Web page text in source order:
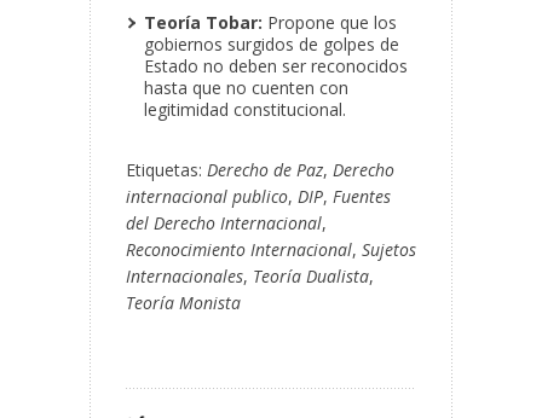
Teoría Tobar: Propone que los
gobiernos surgidos de golpes de
Estado no deben ser reconocidos
hasta que no cuenten con
legitimidad constitucional.
Etiquetas: Derecho de Paz, Derecho
internacional publico, DIP, Fuentes
del Derecho Internacional,
Reconocimiento Internacional, Sujetos
Internacionales, Teoría Dualista,
Teoría Monista